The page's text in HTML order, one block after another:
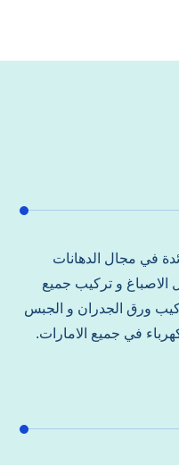
في مجال الدهانات
الاصباغ و تركيب جميع
ورق الجدران و الجبس
في جميع الامارات.